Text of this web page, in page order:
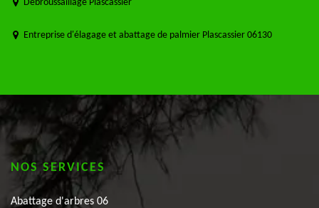
Débroussaillage Plascassier
Entreprise d'élagage et abattage de palmier Plascassier 06130
NOS SERVICES
Abattage d'arbres 06